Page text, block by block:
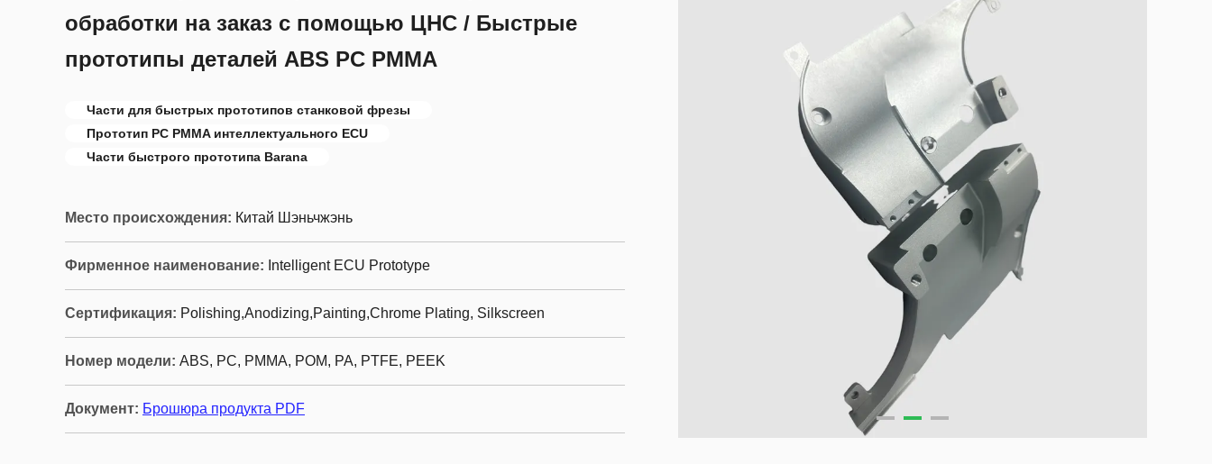
обработки на заказ с помощью ЦНС / Быстрые
прототипы деталей ABS PC PMMA
Части для быстрых прототипов станковой фрезы
Прототип PC PMMA интеллектуального ECU
Части быстрого прототипа Barana
Место происхождения: Китай Шэньчжэнь
Фирменное наименование: Intelligent ECU Prototype
Сертификация: Polishing,Anodizing,Painting,Chrome Plating, Silkscreen
Номер модели: ABS, PC, PMMA, POM, PA, PTFE, PEEK
Документ: Брошюра продукта PDF